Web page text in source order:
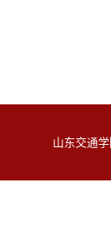
山东交通